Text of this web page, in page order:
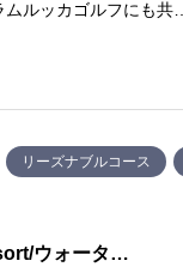
ルッカゴルフにも共…
リーズナブルコース
ウォータ…